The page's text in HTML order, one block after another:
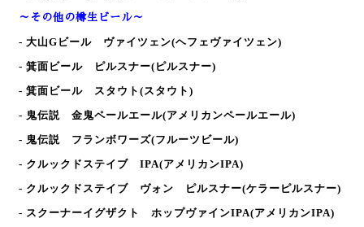
～その他の樽生ビール～
- 大山Gビール ヴァイツェン(ヘフェヴァイツェン)
- 箕面ビール ピルスナー(ピルスナー)
- 箕面ビール スタウト (スタウト)
- 鬼伝説 金鬼ペールエール(アメリカンペールエール)
- 鬼伝説 フランボワーズ(フルーツビール)
- クルックドステイブ IPA(アメリカンIPA)
- クルックドステイブ ヴォン ピルスナー(ケラーピルスナー)
- スクーナーイグザクト ホップヴァインIPA(アメリカンIPA)